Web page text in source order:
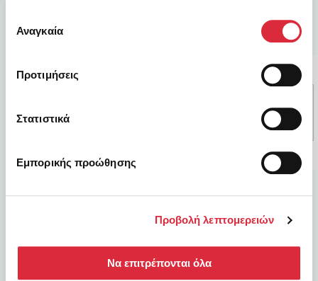
των υπηρεσιών τους.
συγκατάθεσης
Αναγκαία
Προτιμήσεις
Στατιστικά
Εμπορικής προώθησης
Προβολή λεπτομερειών
Να επιτρέπονται όλα
ΑΝΑΜΕΝΕΤΑΙ ΑΝΑΜΕΝΕΤΑΙ
Προϊόν